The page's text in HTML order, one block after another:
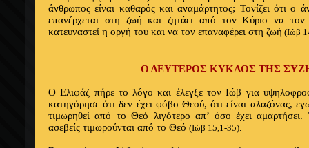
άνθρωπος είναι καθαρός και αναμάρτητος; Τονίζει ότι ο
επανέρχεται στη ζωή και ζητάει από τον Κύριο να
κατευναστεί η οργή του και να τον επαναφέρει στη ζωή (Ιώβ
Ο ΔΕΥΤΕΡΟΣ ΚΥΚΛΟΣ ΤΗΣ
Ο Ελιφάζ πήρε το λόγο και έλεγξε τον Ιώβ για
κατηγόρησε ότι δεν έχει φόβο Θεού, ότι είναι αλαζόνας,
τιμωρηθεί από το Θεό λιγότερο απ’ όσο έχει αμαρτήσει.
ασεβείς τιμωρούνται από το Θεό (Ιώβ 15,1-35).